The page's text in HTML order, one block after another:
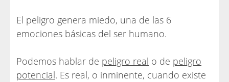
El peligro genera miedo, una de las 6
emociones básicas del ser humano.
Podemos hablar de peligro real o de peligro
potencial. Es real, o inminente, cuando existe